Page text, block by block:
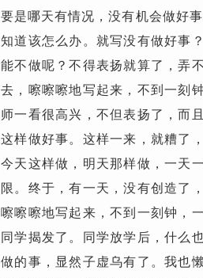
要是哪天有情况，没有机会做好
知道该怎么办。就写没有做好事
能不做呢？不得表扬就算了，弄
去，嚓嚓嚓地写起来，不到一刻
师一看很高兴，不但表扬了，而
这样做好事。这样一来，就糟了
今天这样做，明天那样做，一天
限。终于，有一天，没有创造了
嚓嚓嚓地写起来，不到一刻钟，
同学揭发了。同学放学后，什么
做的事，显然子虚乌有了。我也